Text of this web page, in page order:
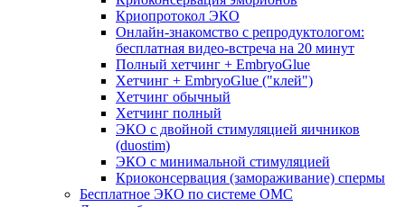
Криопротокол ЭКО
Онлайн-знакомство с репродуктологом:
бесплатная видео-встреча на 20 минут
Полный хетчинг + ЕmbryoGlue
Хетчинг + EmbryoGlue ("клей")
Хетчинг обычный
Хетчинг полный
ЭКО с двойной стимуляцией яичников
(duostim)
ЭКО с минимальной стимуляцией
Криоконсервация (замораживание) спермы
Бесплатное ЭКО по системе ОМС